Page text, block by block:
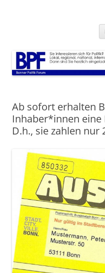
Ab sofort erhalten
Inhaber*innen eine
D.h., sie zahlen nur